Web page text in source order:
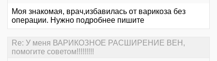
Моя знакомая, врач,избавилась от варикоза без
операции. Нужно подробнее пишите
Re: У меня ВАРИКОЗНОЕ РАСШИРЕНИЕ ВЕН,
помогите советом!!!!!!!!!